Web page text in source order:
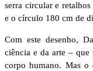
serra circular e
e o círculo 180 cm de
Com este desenho,
ciência e da arte – que
corpo humano. Mas o